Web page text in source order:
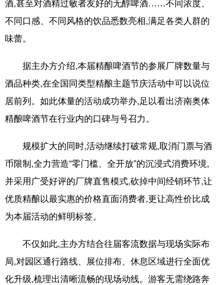
不同口感、不同风格的饮品悉数亮相,满足各类人群的
味蕾。
据主办方介绍,本届精酿啤酒节的参展厂牌数量与
酒品种类,在全国同类型精酿主题节庆活动中可以说位
居前列。如此体量的活动成功举办,足以看出济南奥体
精酿啤酒节在行业内的口碑与号召力。
规模扩大的同时,活动继续打破常规,取消门票与酒
币限制,全力营造“零门槛、全开放”的沉浸式消费环境,
并采用广受好评的厂牌直售模式,砍掉中间经销环节,让
优质精酿以最实惠的价格直面消费者,更让高性价比成
为本届活动的鲜明标签。
不仅如此,主办方结合往届客流数据与现场实际布
局,对园区通行路线、展位排布、休息区域进行全面优
化升级,梳理出清晰流畅的现场动线。游客无需绕路奔